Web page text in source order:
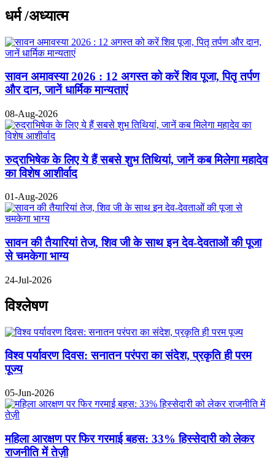
धर्म /अध्यात्म
सावन अमावस्या 2026 : 12 अगस्त को करें शिव पूजा, पितृ तर्पण
और दान, जानें धार्मिक मान्यताएं
08-Aug-2026
रुद्राभिषेक के लिए ये हैं सबसे शुभ तिथियां, जानें कब मिलेगा महादेव
का विशेष आशीर्वाद
01-Aug-2026
सावन की तैयारियां तेज, शिव जी के साथ इन देव-देवताओं की पूजा
से चमकेगा भाग्य
24-Jul-2026
विश्लेषण
विश्व पर्यावरण दिवस: सनातन परंपरा का संदेश, प्रकृति ही परम
पूज्य
05-Jun-2026
महिला आरक्षण पर फिर गरमाई बहस: 33% हिस्सेदारी को लेकर
राजनीति में तेज़ी